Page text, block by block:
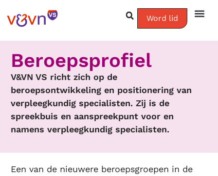
Word lid
Beroepsprofiel
V&VN VS richt zich op de
beroepsontwikkeling en positionering van
verpleegkundig specialisten. Zij is de
spreekbuis en aanspreekpunt voor en
namens verpleegkundig specialisten.
Een van de nieuwere beroepsgroepen in de